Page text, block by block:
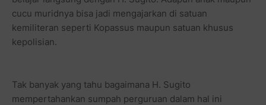
cucu muridnya bisa jadi mengajarkan di satuan
kemiliteran seperti Kopassus maupun satuan khusus
kepolisian.
Tak banyak yang tahu bagaimana H. Sugito
mempertahankan sumpah perguruan dalam hal ini